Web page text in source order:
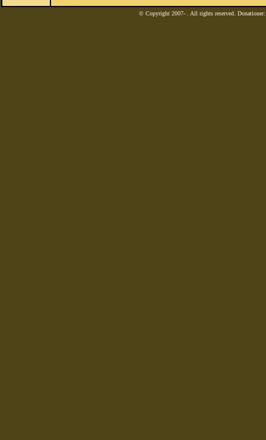
© Copyright 2007- . All rights reserved.